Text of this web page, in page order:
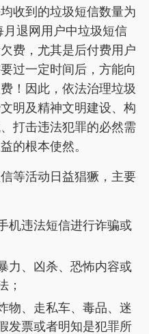
收到的垃圾短信数量为
退网用户中垃圾短信
费，尤其是后付费用户
过一定时间后，方能向
！因此，依法治理垃圾
明及精神文明建设、构
打击违法犯罪的必然需
的根本使然。
等活动日益猖獗，主要
机违法短信进行诈骗或
力、凶杀、恐怖内容或
；
物、走私车、毒品、迷
发票或者明知是犯罪所